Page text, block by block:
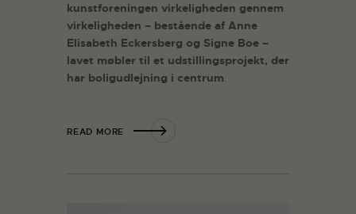
kunstforeningen virkeligheden gennem
virkeligheden – bestående af Anne
Elisabeth Eckersberg og Signe Boe –
lavet møbler til et udstillingsprojekt, der
har boligudlejning i centrum.
READ MORE